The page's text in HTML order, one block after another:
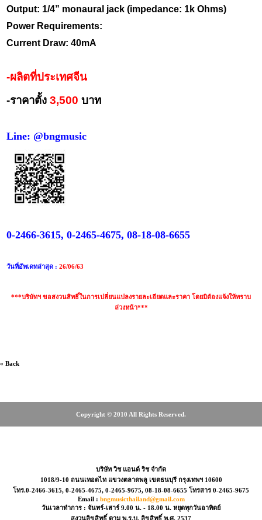
Output: 1/4” monaural jack (impedance: 1k Ohms)
Power Requirements:
Current Draw: 40mA
-ผลิตที่ประเทศจีน
-ราคาตั้ง 3,500 บาท
Line: @bngmusic
0-2466-3615, 0-2465-4675, 08-18-08-6655
วันที่อัพเดทล่าสุด :26/06/63
***บริษัทฯ ขอสงวนสิทธิ์ในการเปลี่ยนแปลงรายละเอียดและราคา โดยมิต้องแจ้งให้ทราบ
ล่วงหน้า***
« Back
Copyright © 2010 All Rights Reserved.
บริษัท วิช แอนด์ ริช จำกัด
1018/9-10 ถนนเทอดไท แขวงตลาดพลู เขตธนบุรี กรุงเทพฯ 10600
โทร.0-2466-3615, 0-2465-4675, 0-2465-9675, 08-18-08-6655 โทรสาร 0-2465-9675
Email : bngmusicthailand@gmail.com
วันเวลาทำการ : จันทร์-เสาร์ 9.00 น. - 18.00 น. หยุดทุกวันอาทิตย์
สงวนลิขสิทธิ์ ตาม พ.ร.บ. ลิขสิทธิ์ พ.ศ. 2537